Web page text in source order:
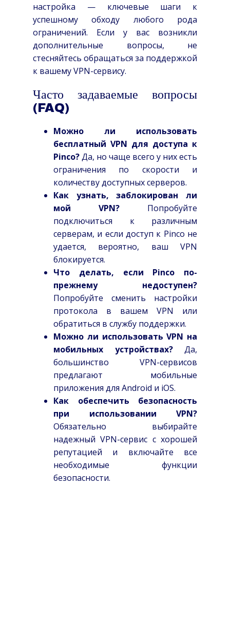
настройка — ключевые шаги к
успешному обходу любого рода
ограничений. Если у вас возникли
дополнительные вопросы, не
стесняйтесь обращаться за поддержкой
к вашему VPN-сервису.
Часто задаваемые вопросы
(FAQ)
Можно ли использовать
бесплатный VPN для доступа к
Pinco?Да, но чаще всего у них есть
ограничения по скорости и
количеству доступных серверов.
Как узнать, заблокирован ли
мой VPN? Попробуйте
подключиться к различным
серверам, и если доступ к Pinco не
удается, вероятно, ваш VPN
блокируется.
Что делать, если Pinco по-
прежнему недоступен?
Попробуйте сменить настройки
протокола в вашем VPN или
обратиться в службу поддержки.
Можно ли использовать VPN на
мобильных устройствах?Да,
большинство VPN-сервисов
предлагают мобильные
приложения для Android и iOS.
Как обеспечить безопасность
при использовании VPN?
Обязательно выбирайте
надежный VPN-сервис с хорошей
репутацией и включайте все
необходимые функции
безопасности.